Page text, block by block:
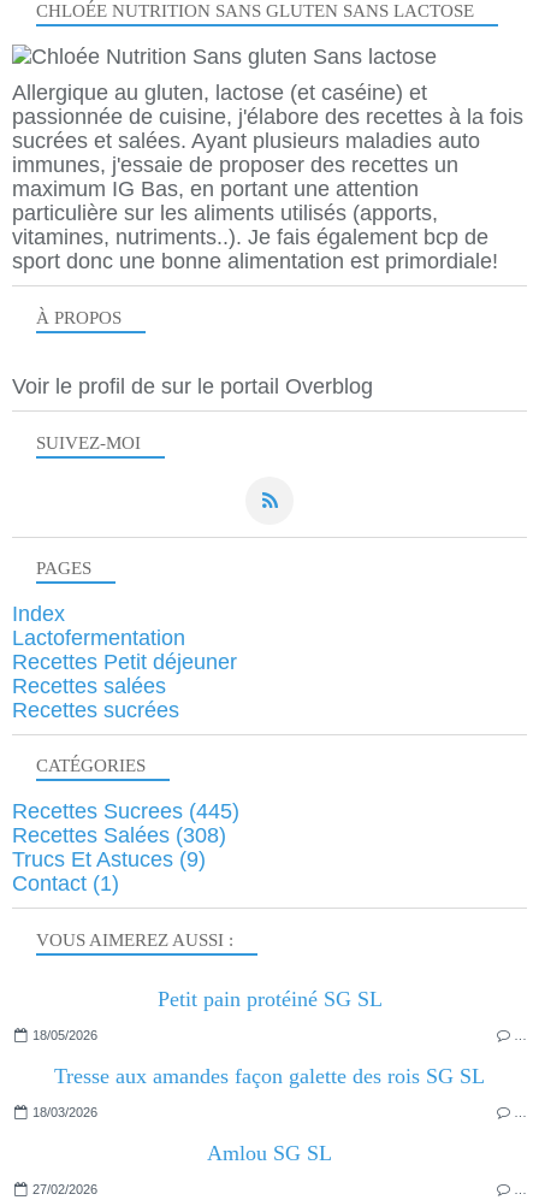
SUIVEZ-MOI
CHLOÉE NUTRITION SANS GLUTEN SANS LACTOSE
Allergique au gluten, lactose (et caséine) et
passionnée de cuisine, j'élabore des recettes à la fois
sucrées et salées. Ayant plusieurs maladies auto
immunes, j'essaie de proposer des recettes un
maximum IG Bas, en portant une attention
particulière sur les aliments utilisés (apports,
vitamines, nutriments..). Je fais également bcp de
sport donc une bonne alimentation est primordiale!
À PROPOS
Voir le profil de sur le portail Overblog
VOUS AIMEREZ AUSSI :
Petit pain protéiné SG SL
18/05/2026
Tresse aux amandes façon galette des rois SG SL
18/03/2026
Amlou SG SL
27/02/2026
PAGES
Index
Lactofermentation
Recettes Petit déjeuner
Recettes salées
Recettes sucrées
CATÉGORIES
Recettes Sucrees (445)
Recettes Salées (308)
Trucs Et Astuces (9)
Contact (1)